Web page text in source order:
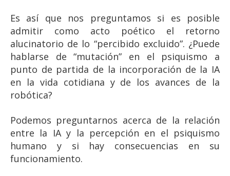
Es así que nos preguntamos si es posible
admitir como acto poético el retorno
alucinatorio de lo “percibido excluido”. ¿Puede
hablarse de “mutación” en el psiquismo a
punto de partida de la incorporación de la IA
en la vida cotidiana y de los avances de la
robótica?
Podemos preguntarnos acerca de la relación
entre la IA y la percepción en el psiquismo
humano y si hay consecuencias en su
funcionamiento.